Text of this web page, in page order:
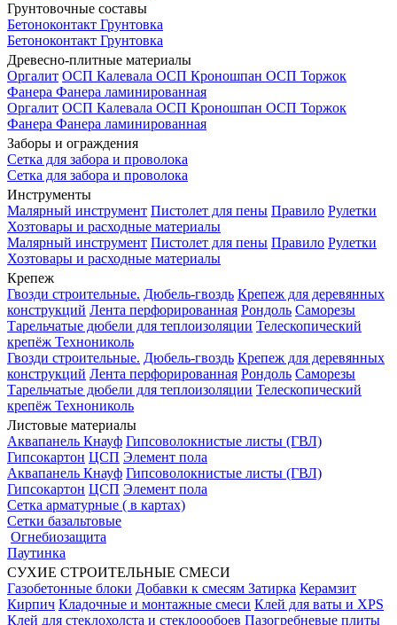
Грунтовочные составы
Бетоноконтакт Грунтовка
Бетоноконтакт Грунтовка
Древесно-плитные материалы
Оргалит ОСП Калевала ОСП Кроношпан ОСП Торжок
Фанера Фанера ламинированная
Оргалит ОСП Калевала ОСП Кроношпан ОСП Торжок
Фанера Фанера ламинированная
Заборы и ограждения
Сетка для забора и проволока
Сетка для забора и проволока
Инструменты
Малярный инструмент Пистолет для пены Правило Рулетки
Хозтовары и расходные материалы
Малярный инструмент Пистолет для пены Правило Рулетки
Хозтовары и расходные материалы
Крепеж
Гвозди строительные. Дюбель-гвоздь Крепеж для деревянных
конструкций Лента перфорированная Рондоль Саморезы
Тарельчатые дюбели для теплоизоляции Телескопический
крепёж Технониколь
Гвозди строительные. Дюбель-гвоздь Крепеж для деревянных
конструкций Лента перфорированная Рондоль Саморезы
Тарельчатые дюбели для теплоизоляции Телескопический
крепёж Технониколь
Листовые материалы
Аквапанель Кнауф Гипсоволокнистые листы (ГВЛ)
Гипсокартон ЦСП Элемент пола
Аквапанель Кнауф Гипсоволокнистые листы (ГВЛ)
Гипсокартон ЦСП Элемент пола
Сетка арматурные ( в картах)
Сетки базальтовые
Огнебиозащита
Паутинка
СУХИЕ СТРОИТЕЛЬНЫЕ СМЕСИ
Газобетонные блоки Добавки к смесям Затирка Керамзит
Кирпич Кладочные и монтажные смеси Клей для ваты и XPS
Клей для стеклохолста и стеклоообоев Пазогребневые плиты